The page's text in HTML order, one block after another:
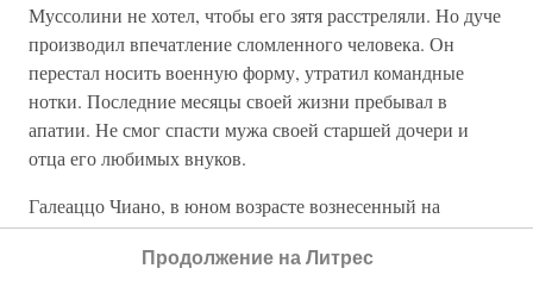
Муссолини не хотел, чтобы его зятя расстреляли. Но дуче
производил впечатление сломленного человека. Он
перестал носить военную форму, утратил командные
нотки. Последние месяцы своей жизни пребывал в
апатии. Не смог спасти мужа своей старшей дочери и
отца его любимых внуков.
Галеаццо Чиано, в юном возрасте вознесенный на
вершину политического олимпа, судя по его дневникам,
считал себя творцом истории. В реальности он был
Продолжение на Литрес